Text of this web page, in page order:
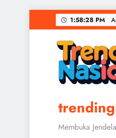
to
1:58:29 PM
Membuka